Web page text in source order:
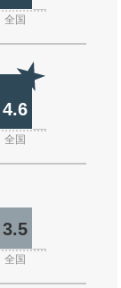
全国
4.6
全国
3.5
全国